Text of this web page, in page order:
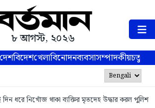
৮ আগস্ট, ২০২৬
দেশবিদেশখেলাবিনোদনব্যবসাসম্পাদকীয়
দিন ধরে নিখোঁজ থাকা ব্যক্তির মৃতদেহ উদ্ধার করল পুলিশ